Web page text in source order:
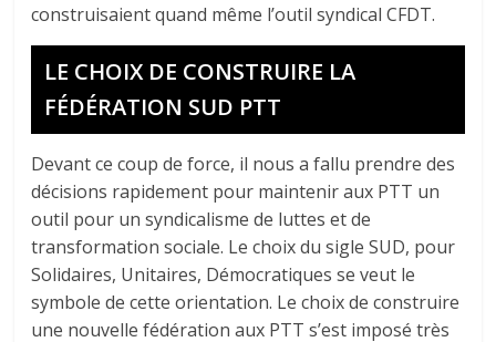
construisaient quand même l’outil syndical CFDT.
LE CHOIX DE CONSTRUIRE LA
FÉDÉRATION SUD PTT
Devant ce coup de force, il nous a fallu prendre des
décisions rapidement pour maintenir aux PTT un
outil pour un syndicalisme de luttes et de
transformation sociale. Le choix du sigle SUD, pour
Solidaires, Unitaires, Démocratiques se veut le
symbole de cette orientation. Le choix de construire
une nouvelle fédération aux PTT s’est imposé très